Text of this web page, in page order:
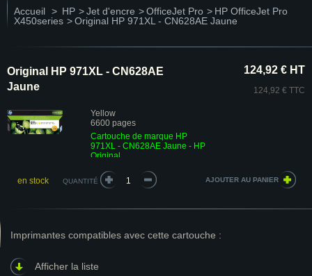
Accueil > HP >Jet d'encre >OfficeJet Pro > HP OfficeJet Pro
X450series >Original HP 971XL - CN628AE Jaune
Original HP 971XL - CN628AE
Jaune
Yellow
6600 pages
Cartouche de marque HP
971XL - CN628AE Jaune - HP
Original
124,92 € HT
124,92 € TTC
en stock QUANTITÉ
Imprimantes compatibles avec cette cartouche :
Afficher la liste